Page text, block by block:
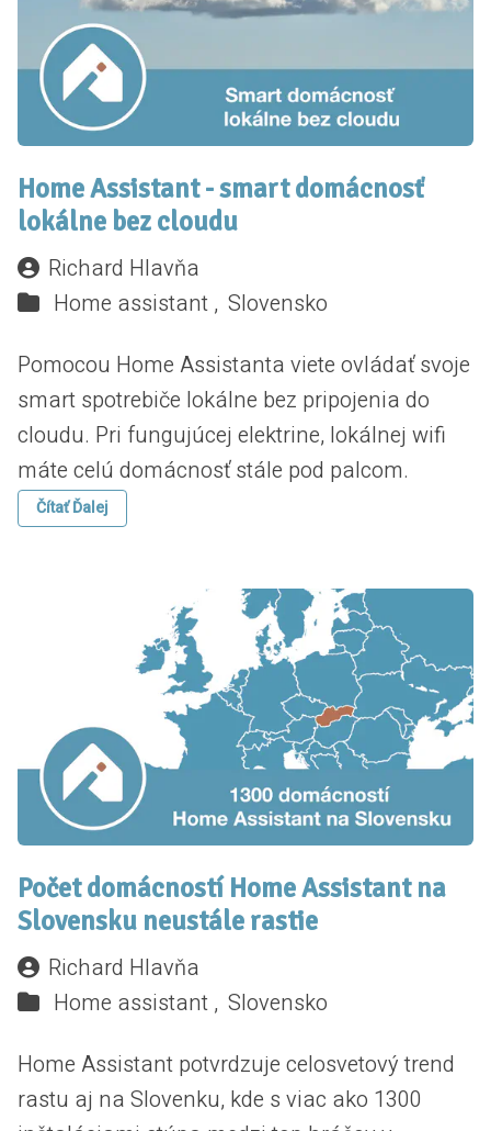
Home Assistant - smart domácnosť
lokálne bez cloudu
Richard Hlavňa
Home assistant , Slovensko
Pomocou Home Assistanta viete ovládať svoje
smart spotrebiče lokálne bez pripojenia do
cloudu. Pri fungujúcej elektrine, lokálnej wifi
máte celú domácnosť stále pod palcom.
Čítať Ďalej
Počet domácností Home Assistant na
Slovensku neustále rastie
Richard Hlavňa
Home assistant , Slovensko
Home Assistant potvrdzuje celosvetový trend
rastu aj na Slovenku, kde s viac ako 1300